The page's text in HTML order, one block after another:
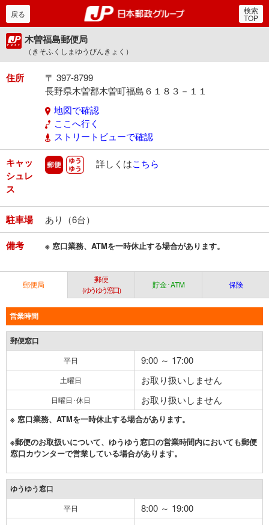
郵便局・日本郵政グルー
戻る 検索
TOP
木曽福島郵便局
（きそふくしまゆうびんきょく）
住所
〒 397-8799
長野県木曽郡木曽町福島６１８３－１１
地図で確認
ここへ行く
ストリートビューで確認
キャッ
シュレ
ス
郵便 ゆうゆう
詳しくはこちら
駐車場 あり（6台）
備考 ※ 窓口業務、ATMを一時休止する場合があります。
郵便局
郵便
（ゆうゆう窓口）
貯金･ATM 保険
営業時間
郵便窓口
平日 9:00 ～ 17:00
土曜日 お取り扱いしません
日曜日･休日 お取り扱いしません
※ 窓口業務、ATMを一時休止する場合があります。
※郵便のお取扱いについて、ゆうゆう窓口の営業時間内においても郵便
窓口カウンターで営業している場合があります。
ゆうゆう窓口
平日 8:00 ～ 19:00